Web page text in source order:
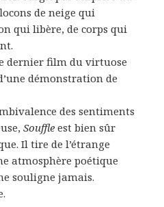
de neige qui
qui libère, de corps qui
dernier film du virtuose
démonstration de
des sentiments
Souffle est bien sûr
Il tire de l’étrange
atmosphère poétique
souligne jamais.